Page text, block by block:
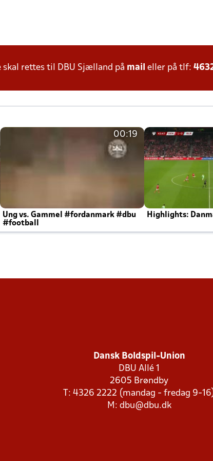
rettes til DBU Sjælland på mail eller på tlf:
00:19
Ung vs. Gammel #fordanmark #dbu
#football
Highlights:
Dansk Boldspil-Union
DBU Allé 1
2605 Brøndby
T: 4326 2222 (mandag - fredag 9-
M: dbu@dbu.dk